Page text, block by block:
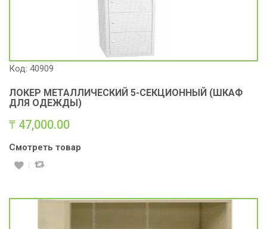
Код: 40909
ЛОКЕР МЕТАЛЛИЧЕСКИЙ 5-СЕКЦИОННЫЙ (ШКАФ
ДЛЯ ОДЕЖДЫ)
₸ 47,000.00
Смотреть товар